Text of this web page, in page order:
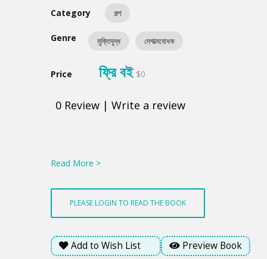
Category গল্প
Genre মুক্তিযুদ্ধ দেশাত্মবোধক
Price ফ্রি বই $0
0 Review | Write a review
Read More >
PLEASE LOGIN TO READ THE BOOK
Add to Wish List Preview Book